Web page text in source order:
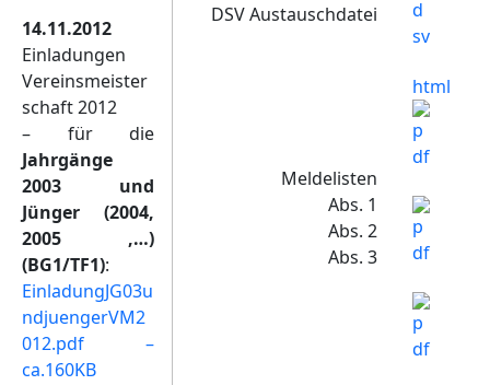
DSV Austauschdatei
Meldelisten
Abs. 1
Abs. 2
Abs. 3
html
14.11.2012
Einladungen
Vereinsmeister
schaft 2012
– für die
Jahrgänge
2003 und
Jünger (2004,
2005 ,…)
(BG1/TF1):
EinladungJG03u
ndjuengerVM2
012.pdf –
ca.160KB